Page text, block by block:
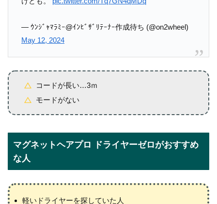
— ｳﾝｼﾞｬﾏﾗﾐｰ@ｲﾝﾋﾞｻﾞﾘﾃｰﾅｰ作成待ち (@on2wheel)
May 12, 2024
コードが長い…3ｍ
モードがない
マグネットヘアプロ ドライヤーゼロがおすすめ
な人
軽いドライヤーを探していた人